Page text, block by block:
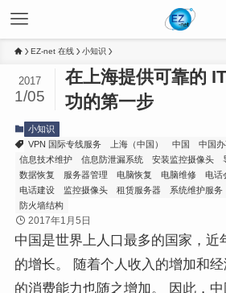
EZ-net 在线 小知识
在上海提供可靠的
功的第一步
2017
1/05
小知识
VPN 国际专线服务
上海（中国） 中国 中国
信息技术维护
信息防泄漏系统 安装监控摄像头
数据恢复
服务器管理 电脑恢复 电脑维修 电话
电话建设
监控摄像头 租赁服务器 系统维护服务
防火墙结构
2017年1月5日
中国是世界上人口最多的国家，近
的增长。 随着个人收入的增加和
的消费能力也随之增加。 因此，